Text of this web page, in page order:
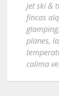
jet ski &
fincas
glamping,
planes,
calima